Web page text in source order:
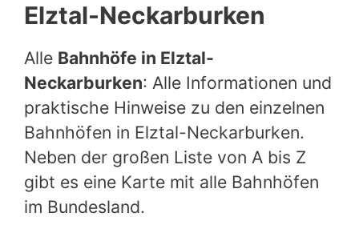
Elztal-Neckarburken
Alle Bahnhöfe in Elztal-
Neckarburken: Alle Informationen und
praktische Hinweise zu den einzelnen
Bahnhöfen in Elztal-Neckarburken.
Neben der großen Liste von A bis Z
gibt es eine Karte mit alle Bahnhöfen
im Bundesland.